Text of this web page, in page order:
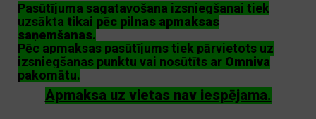
Pasūtījuma sagatavošana izsniegšanai tiek
uzsākta tikai pēc pilnas apmaksas
saņemšanas.
Pēc apmaksas pasūtījums tiek pārvietots uz
izsniegšanas punktu vai nosūtīts ar Omniva
pakomātu.
Apmaksa uz vietas nav iespējama.